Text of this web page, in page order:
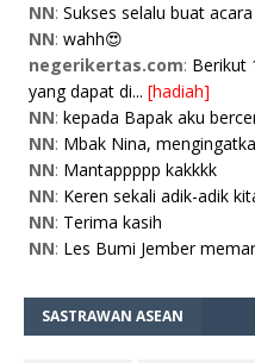
NN: Sukses selalu buat
NN: wahh😍
negerikertas.com: Berikut
yang dapat di... [hadiah]
NN: kepada Bapak aku
NN: Mbak Nina,
NN: Mantappppp kakkkk
NN: Keren sekali adik-adik
NN: Terima kasih
NN: Les Bumi Jember
SASTRAWAN ASEAN